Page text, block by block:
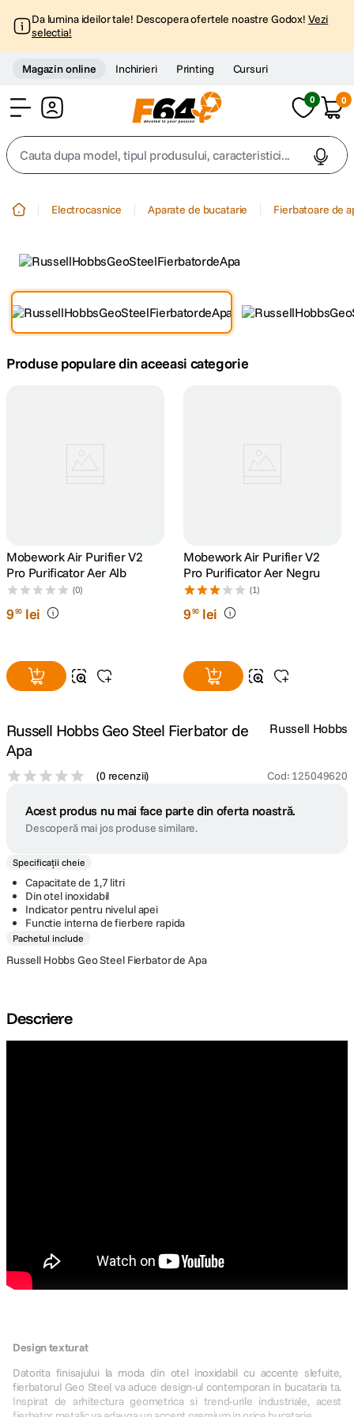
Da lumina ideilor tale! Descopera ofertele noastre Godox! Vezi
selectia!
Magazin online Inchirieri Printing Cursuri
0 0
Cauta dupa model, tipul produsului, caracteristici...
3. trepied telefon
card memorie
10 dji osmo pocket 4
Electrocasnice Aparate de bucatarie Fierbatoare de
Produse populare din aceeasi categorie
Mobework Air Purifier V2
Pro Purificator Aer Alb
(0)
990 lei
Mobework Air Purifier V2
Pro Purificator Aer Negru
(1)
990 lei
Russell Hobbs Geo Steel Fierbator de
Apa
(0 recenzii) Cod: 125049620
Russell Hobbs
Acest produs nu mai face parte din oferta noastră.
Descoperă mai jos produse similare.
Specificații cheie
Capacitate de 1,7 litri
Din otel inoxidabil
Indicator pentru nivelul apei
Functie interna de fierbere rapida
Pachetul include
Russell Hobbs Geo Steel Fierbator de Apa
Descriere
Design texturat
Datorita finisajului la moda din otel inoxidabil cu accente slefuite,
fierbatorul Geo Steel va aduce design-ul contemporan in bucataria ta.
Inspirat de arhitectura geometrica si trend-urile industriale, acest